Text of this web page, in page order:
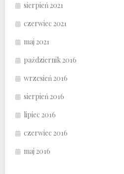
sierpień 2021
czerwiec 2021
maj 2021
październik 2016
wrzesień 2016
sierpień 2016
lipiec 2016
czerwiec 2016
maj 2016